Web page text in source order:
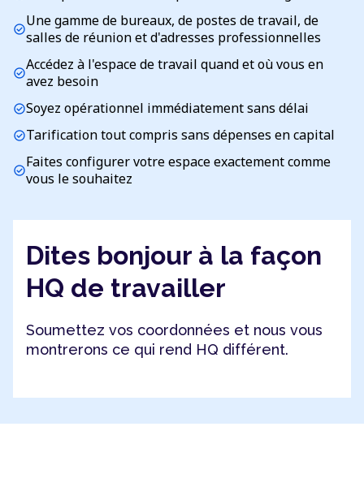
check_circleUne gamme de bureaux, de postes de travail, de
salles de réunion et d'adresses professionnelles
check_circleAccédez à l'espace de travail quand et où vous en
avez besoin
check_circleSoyez opérationnel immédiatement sans délai
check_circleTarification tout compris sans dépenses en capital
check_circleFaites configurer votre espace exactement comme
vous le souhaitez
Dites bonjour à la façon
HQ de travailler
Soumettez vos coordonnées et nous vous
montrerons ce qui rend HQ différent.